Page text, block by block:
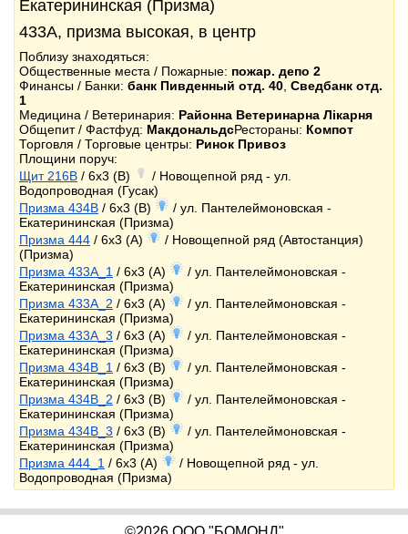
Екатерининская (Призма)
433А, призма высокая, в центр
Поблизу знаходяться:
Общественные места / Пожарные: пожар. депо 2
Финансы / Банки: банк Пивденный отд. 40 Сведбанк отд.
1
Медицина / Ветеринария: Районна Ветеринарна Лікарня
Общепит / Фастфуд: МакдональдсРестораны: Компот
Торговля / Торговые центры: Ринок Привоз
Площини поруч:
Щит 216B / 6x3 (B)
/ Новощепной ряд - ул.
Водопроводная (Гусак)
Призма 434B / 6x3 (B)
/ ул. Пантелеймоновская -
Екатерининская (Призма)
Призма 444 / 6x3 (A)
/ Новощепной ряд (Автостанция)
(Призма)
Призма 433A_1 / 6x3 (A)
/ ул. Пантелеймоновская -
Екатерининская (Призма)
Призма 433A_2 / 6x3 (A)
/ ул. Пантелеймоновская -
Екатерининская (Призма)
Призма 433A_3 / 6x3 (A)
/ ул. Пантелеймоновская -
Екатерининская (Призма)
Призма 434B_1 / 6x3 (B)
/ ул. Пантелеймоновская -
Екатерининская (Призма)
Призма 434B_2 / 6x3 (B)
/ ул. Пантелеймоновская -
Екатерининская (Призма)
Призма 434B_3 / 6x3 (B)
/ ул. Пантелеймоновская -
Екатерининская (Призма)
Призма 444_1 / 6x3 (A)
/ Новощепной ряд - ул.
Водопроводная (Призма)